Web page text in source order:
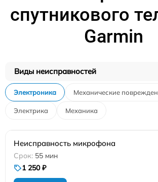
спутникового
Garmin
Виды неисправностей
Электроника Механические
Электрика Механика
Неисправность микрофона
55 мин
1 250 ₽